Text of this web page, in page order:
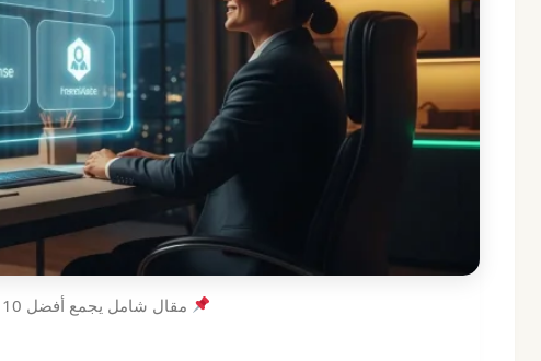
مقال شامل يجمع أفضل 10 طرق للربح من الإنترنت لعام 2026